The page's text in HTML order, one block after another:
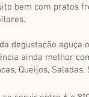
bem com pratos
degustação aguça
ainda melhor
Queijos, Saladas,